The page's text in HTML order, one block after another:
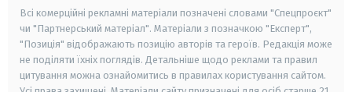
Всі комерційні рекламні матеріали позначені словами "Спецпроєкт"
чи "Партнерський матеріал". Матеріали з позначкою "Експерт",
"Позиція" відображають позицію авторів та героїв. Редакція може
не поділяти їхніх поглядів. Детальніше щодо реклами та правил
цитування можна ознайомитись в правилах користування сайтом.